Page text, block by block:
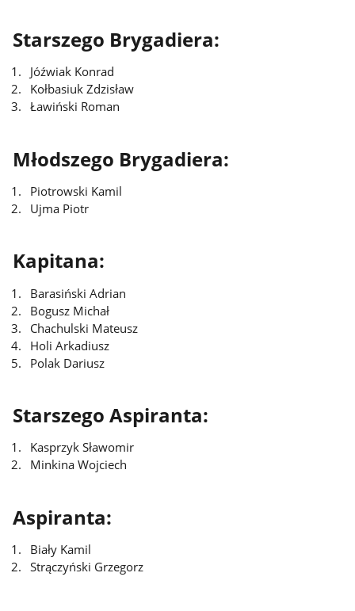
Starszego Brygadiera:
Jóźwiak Konrad
Kołbasiuk Zdzisław
Ławiński Roman
Młodszego Brygadiera:
Piotrowski Kamil
Ujma Piotr
Kapitana:
Barasiński Adrian
Bogusz Michał
Chachulski Mateusz
Holi Arkadiusz
Polak Dariusz
Starszego Aspiranta:
Kasprzyk Sławomir
Minkina Wojciech
Aspiranta:
Biały Kamil
Strączyński Grzegorz